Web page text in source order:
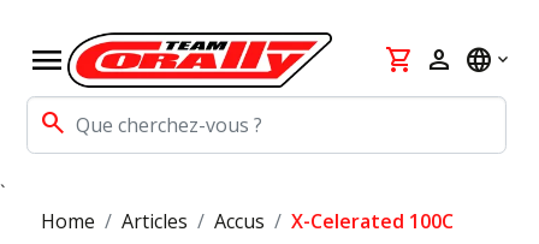
menu
search
shopping_cart person language
`
Home
Articles Accus X-Celerated 100C